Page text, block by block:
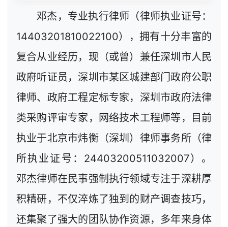
邓杰，专业执行律师（律师执业证号：
14403201810022100），拥有十分丰富的
复合从业经历，现（或曾）兼任深圳市人民
政府听证员，深圳市某区城建部门政府公职
律师、政府工程定标专家，深圳市政府法律
类采购评审专家，网络技术工程师等，目前
执业于北京市炜衡（深圳）律师事务所（律
所执业证号：24403200511032007）。
邓杰律师在民事强制执行领域专注于深耕厚
积精研，不仅淬炼了独到的财产调查技巧，
还集聚了强大的团队协作资源，多年来身体